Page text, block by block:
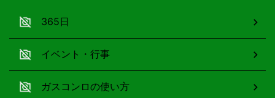
365日
イベント・行事
ガスコンロの使い方